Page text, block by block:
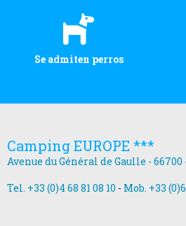
Se admiten perros
Camping EUROPE ***
Avenue du Général de Gaulle -
Tel. +33 (0)4 68 81 08 10 - Mob. +33